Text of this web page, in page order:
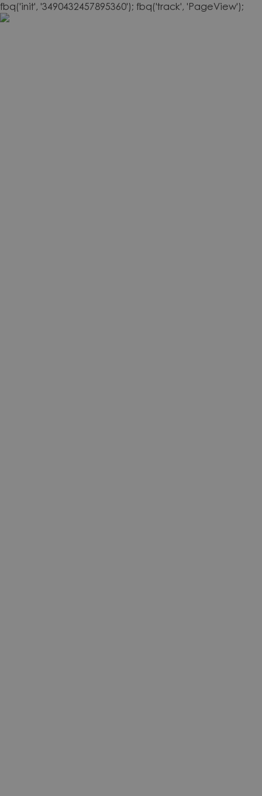
fbq('init', '3490432457895360'); fbq('track', 'PageView');